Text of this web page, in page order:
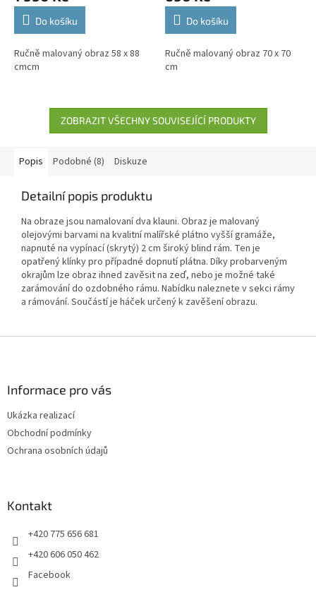
Do košíku
Ručně malovaný obraz 58 x 88
cmcm
Do košíku
Ručně malovaný obraz 70 x 70
cm
ZOBRAZIT VŠECHNY SOUVISEJÍCÍ PRODUKTY
Popis Podobné (8) Diskuze
Detailní popis produktu
Na obraze jsou namalovaní dva klauni. Obraz je malovaný
olejovými barvami na kvalitní malířské plátno vyšší gramáže,
napnuté na vypínací (skrytý) 2 cm široký blind rám. Ten je
opatřený klínky pro případné dopnutí plátna. Díky probarveným
okrajům lze obraz ihned zavěsit na zeď, nebo je možné také
zarámování do ozdobného rámu. Nabídku naleznete v sekci rámy
a rámování. Součástí je háček určený k zavěšení obrazu.
Informace pro vás
Ukázka realizací
Obchodní podmínky
Ochrana osobních údajů
Kontakt
+420 775 656 681
+420 606 050 462
Facebook